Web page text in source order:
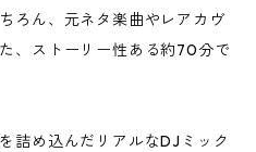
ろん、元ネタ楽曲やレアカヴ
、ストーリー性ある約70分で
詰め込んだリアルなDJミック